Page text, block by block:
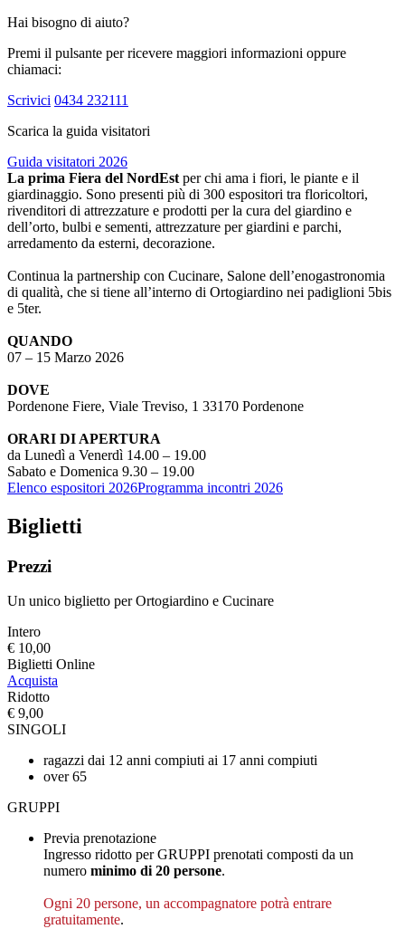
Hai bisogno di aiuto?
Premi il pulsante per ricevere maggiori informazioni oppure
chiamaci:
Scrivici 0434 232111
Scarica la guida visitatori
Guida visitatori 2026
La prima Fiera del NordEst per chi ama i fiori, le piante e il
giardinaggio. Sono presenti più di 300 espositori tra floricoltori,
rivenditori di attrezzature e prodotti per la cura del giardino e
dell’orto, bulbi e sementi, attrezzature per giardini e parchi,
arredamento da esterni, decorazione.
Continua la partnership con Cucinare, Salone dell’enogastronomia
di qualità, che si tiene all’interno di Ortogiardino nei padiglioni 5bis
e 5ter.
QUANDO
07 – 15 Marzo 2026
DOVE
Pordenone Fiere, Viale Treviso, 1 33170 Pordenone
ORARI DI APERTURA
da Lunedì a Venerdì 14.00 – 19.00
Sabato e Domenica 9.30 – 19.00
Elenco espositori 2026Programma incontri 2026
Biglietti
Prezzi
Un unico biglietto per Ortogiardino e Cucinare
Intero
€ 10,00
Biglietti Online
Acquista
Ridotto
€ 9,00
SINGOLI
ragazzi dai 12 anni compiuti ai 17 anni compiuti
over 65
GRUPPI
Previa prenotazione
Ingresso ridotto per GRUPPI prenotati composti da un
numero minimo di 20 persone.
Ogni 20 persone, un accompagnatore potrà entrare
gratuitamente.